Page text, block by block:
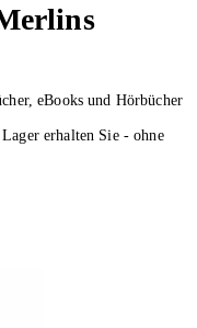
eBooks und Hörbücher
erhalten Sie - ohne